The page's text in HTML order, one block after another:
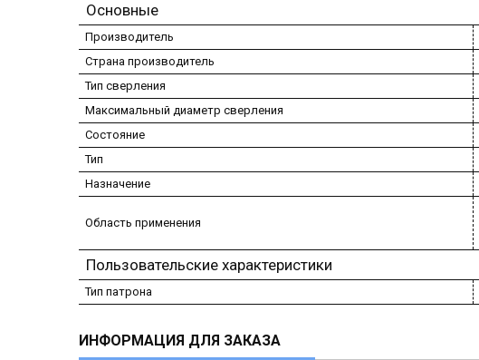
Основные
Производитель
Страна производитель
Тип сверления
Максимальный диаметр сверления
Состояние
Тип
Назначение
Область применения
Пользовательские характеристики
Тип патрона
ИНФОРМАЦИЯ ДЛЯ ЗАКАЗА